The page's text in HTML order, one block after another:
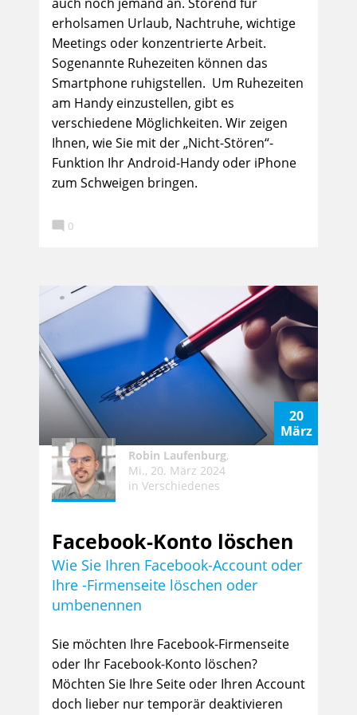
erholsamen Urlaub, Nachtruhe, wichtige
Meetings oder konzentrierte Arbeit.
Sogenannte Ruhezeiten können das
Smartphone ruhigstellen. Um Ruhezeiten
am Handy einzustellen, gibt es
verschiedene Möglichkeiten. Wir zeigen
Ihnen, wie Sie mit der „Nicht-Stören“-
Funktion Ihr Android-Handy oder iPhone
zum Schweigen bringen.
 0
20
März
Robin Laufenburg,
Mi., 20. März 2024
in Verschiedenes
Facebook-Konto löschen
Wie Sie Ihren Facebook-Account oder
Ihre -Firmenseite löschen oder
umbenennen
Sie möchten Ihre Facebook-Firmenseite
oder Ihr Facebook-Konto löschen?
Möchten Sie Ihre Seite oder Ihren Account
doch lieber nur temporär deaktivieren